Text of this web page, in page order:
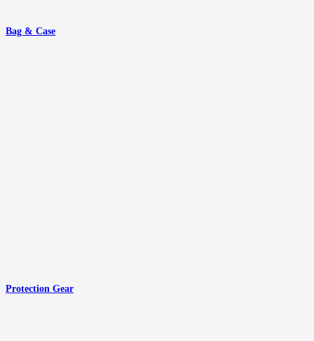
Bag & Case
Protection Gear